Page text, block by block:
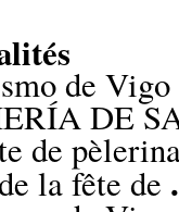
DE
de
la fête de